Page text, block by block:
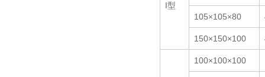
I型
105×105×80
150×150×100
100×100×100